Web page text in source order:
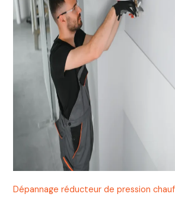
Dépannage réducteur de pression